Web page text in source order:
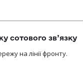
сотового зв’язку
на лінії фронту.